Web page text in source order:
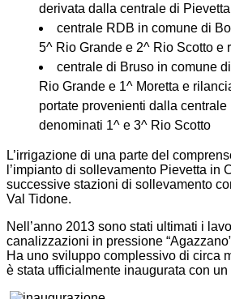
derivata dalla centrale di
centrale RDB in comune di
5^ Rio Grande e 2^ Rio Scotto e
centrale di Bruso in comune
Rio Grande e 1^ Moretta e
portate provenienti dalla
denominati 1^ e 3^ Rio Scotto
L’irrigazione di una parte del
l’impianto di sollevamento Pievetta
successive stazioni di sollevamento
Val Tidone.
Nell’anno 2013 sono stati ultimati i
canalizzazioni in pressione
Ha uno sviluppo complessivo di circa
è stata ufficialmente inaugurata con